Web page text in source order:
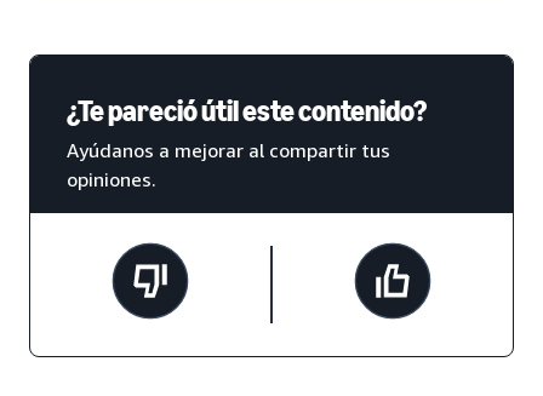
¿Te pareció útil este contenido?
Ayúdanos a mejorar al compartir tus
opiniones.